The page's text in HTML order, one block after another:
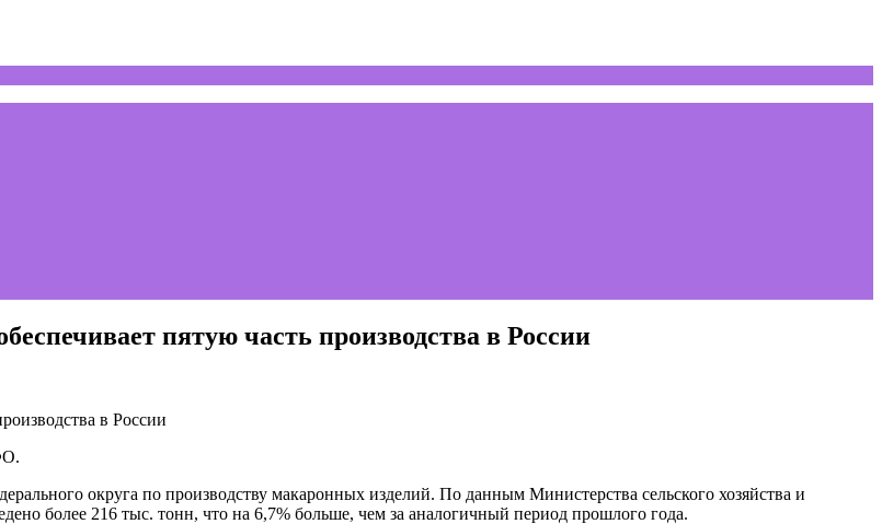
пятую часть производства в России
округа по производству макаронных изделий. По данным Министерства сельского хозяйства и
более 216 тыс. тонн, что на 6,7% больше, чем за аналогичный период прошлого года.